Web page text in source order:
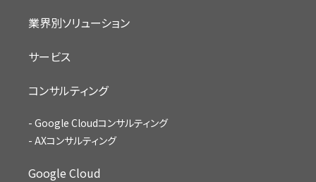
業界別ソリューション
サービス
コンサルティング
Google Cloudコンサルティング
AXコンサルティング
Google Cloud